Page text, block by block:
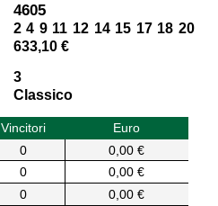
4605
2 4 9 11 12 14 15 17 18 20
633,10 €
3
Classico
Vincitori
Euro
0
0,00 €
0
0,00 €
0
0,00 €